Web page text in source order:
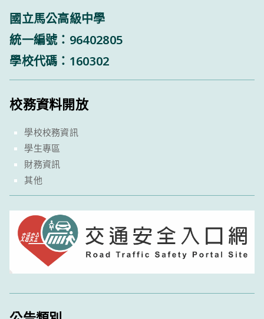
國立馬公高級中學
統一編號：96402805
學校代碼：160302
校務資料開放
學校校務資訊
學生專區
財務資訊
其他